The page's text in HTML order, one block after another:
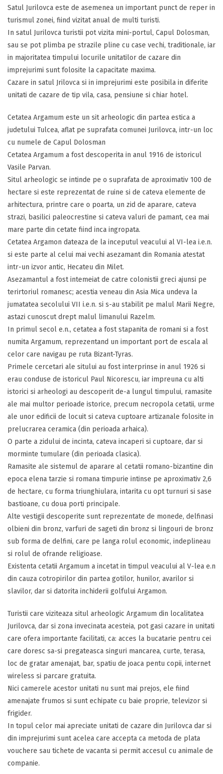
Satul Jurilovca este de asemenea un important punct de reper in
turismul zonei, fiind vizitat anual de multi turisti.
In satul Jurilovca turistii pot vizita mini-portul, Capul Dolosman,
sau se pot plimba pe strazile pline cu case vechi, traditionale, iar
in majoritatea timpului locurile unitatilor de cazare din
imprejurimi sunt folosite la capacitate maxima.
Cazare in satul Jrilovca si in imprejurimi este posibila in diferite
unitati de cazare de tip vila, casa, pensiune si chiar hotel.
Cetatea Argamum este un sit arheologic din partea estica a
judetului Tulcea, aflat pe suprafata comunei Jurilovca, intr-un loc
cu numele de Capul Dolosman
Cetatea Argamum a fost descoperita in anul 1916 de istoricul
Vasile Parvan.
Situl arheologic se intinde pe o suprafata de aproximativ 100 de
hectare si este reprezentat de ruine si de cateva elemente de
arhitectura, printre care o poarta, un zid de aparare, cateva
strazi, basilici paleocrestine si cateva valuri de pamant, cea mai
mare parte din cetate fiind inca ingropata.
Cetatea Argamon dateaza de la inceputul veacului al VI-lea i.e.n.
si este parte al celui mai vechi asezamant din Romania atestat
intr-un izvor antic, Hecateu din Milet.
Asezamantul a fost intemeiat de catre colonistii greci ajunsi pe
terirtoriul romanesc; acestia veneau din Asia Mica undeva la
jumatatea secolului VII i.e.n. si s-au stabilit pe malul Marii Negre,
astazi cunoscut drept malul limanului Razelm.
In primul secol e.n., cetatea a fost stapanita de romani si a fost
numita Argamum, reprezentand un important port de escala al
celor care navigau pe ruta Bizant-Tyras.
Primele cercetari ale sitului au fost interprinse in anul 1926 si
erau conduse de istoricul Paul Nicorescu, iar impreuna cu alti
istorici si arheologi au descoperit de-a lungul timpului, ramasite
ale mai multor perioade istorice, precum necropola cetatii, urme
ale unor edificii de locuit si cateva cuptoare artizanale folosite in
prelucrarea ceramica (din perioada arhaica).
O parte a zidului de incinta, cateva incaperi si cuptoare, dar si
morminte tumulare (din perioada clasica).
Ramasite ale sistemul de aparare al cetatii romano-bizantine din
epoca elena tarzie si romana timpurie intinse pe aproximativ 2,6
de hectare, cu forma triunghiulara, intarita cu opt turnuri si sase
bastioane, cu doua porti principale.
Alte vestigii descoperite sunt reprezentate de monede, delfinasi
olbieni din bronz, varfuri de sageti din bronz si lingouri de bronz
sub forma de delfini, care pe langa rolul economic, indeplineau
si rolul de ofrande religioase.
Existenta cetatii Argamum a incetat in timpul veacului al V-lea e.n
din cauza cotropirilor din partea gotilor, hunilor, avarilor si
slavilor, dar si datorita inchiderii golfului Argamon.
Turistii care viziteaza situl arheologic Argamum din localitatea
Jurilovca, dar si zona invecinata acesteia, pot gasi cazare in unitati
care ofera importante facilitati, ca: acces la bucatarie pentru cei
care doresc sa-si pregateasca singuri mancarea, curte, terasa,
loc de gratar amenajat, bar, spatiu de joaca pentu copii, internet
wireless si parcare gratuita.
Nici camerele acestor unitati nu sunt mai prejos, ele fiind
amenajate frumos si sunt echipate cu baie proprie, televizor si
frigider.
In topul celor mai apreciate unitati de cazare din Jurilovca dar si
din imprejurimi sunt acelea care accepta ca metoda de plata
vouchere sau tichete de vacanta si permit accesul cu animale de
companie.